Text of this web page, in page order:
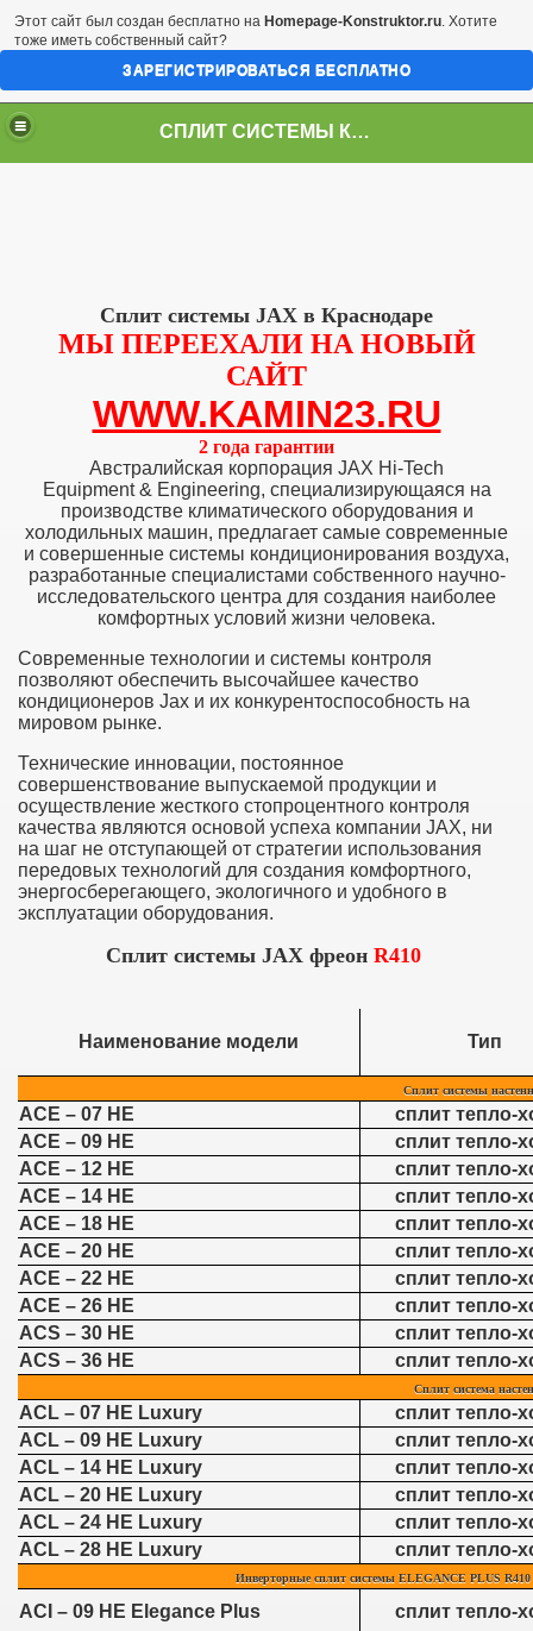
СПЛИТ СИСТЕМЫ КРАСНОДАР
Cплит системы JAX в Краснодаре
МЫ ПЕРЕЕХАЛИ НА НОВЫЙ
САЙТ
WWW.KAMIN23.RU
2 года гарантии
Австралийская корпорация JAX Hi-Tech
Equipment & Engineering, специализирующаяся на
производстве климатического оборудования и
холодильных машин, предлагает самые современные
и совершенные системы кондиционирования воздуха,
разработанные специалистами собственного научно-
исследовательского центра для создания наиболее
комфортных условий жизни человека.
Современные технологии и системы контроля
позволяют обеспечить высочайшее качество
кондиционеров Jax и их конкурентоспособность на
мировом рынке.
Технические инновации, постоянное
совершенствование выпускаемой продукции и
осуществление жесткого стопроцентного контроля
качества являются основой успеха компании JAX, ни
на шаг не отступающей от стратегии использования
передовых технологий для создания комфортного,
энергосберегающего, экологичного и удобного в
эксплуатации оборудования.
Cплит системы JAX фреон R410
Наименование модели Тип
Сплит системы
ACE – 07 HE
сплит тепло-
ACE – 09 HE
сплит тепло-
ACE – 12 HE
сплит тепло-
ACE – 14 HE
сплит тепло-
ACE – 18 HE
сплит тепло-
ACE – 20 HE
сплит тепло-
ACE – 22 HE
сплит тепло-
ACE – 26 HE
сплит тепло-
ACS – 30 HE
сплит тепло-
ACS – 36 HE
сплит тепло-
Сплит система
ACL – 07 HE Luxury
сплит тепло-
ACL – 09 HE Luxury
сплит тепло-
ACL – 14 HE Luxury
сплит тепло-
ACL – 20 HE Luxury
сплит тепло-
ACL – 24 HE Luxury
сплит тепло-
ACL – 28 HE Luxury
сплит тепло-
Инверторные сплит системы ELEGANCE PLUS
ACI – 09 HE Elegance Plus сплит тепло-
Этот сайт был создан бесплатно на Homepage-Konstruktor.ru. Хотите
тоже иметь собственный сайт?
ЗАРЕГИСТРИРОВАТЬСЯ БЕСПЛАТНО